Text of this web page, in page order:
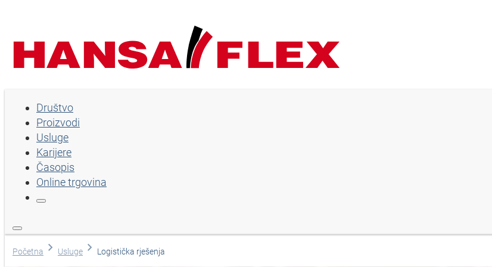
Društvo
Proizvodi
Usluge
Karijere
Časopis
Online trgovina
Početna Usluge Logistička rješenja
Društvo
Proizvodi
Usluge
Karijere
Izaberi jezik
Pomoć i kontakt